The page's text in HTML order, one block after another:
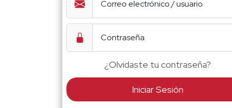
¿Olvidaste tu contraseña?
Iniciar Sesión